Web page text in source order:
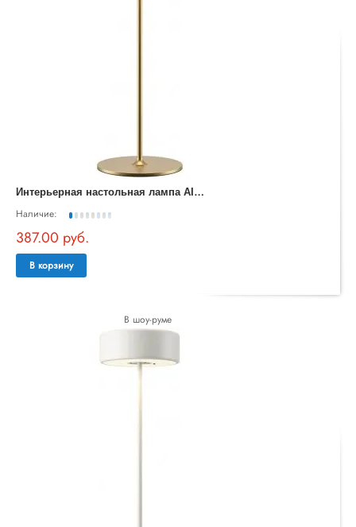
И
нтерьерная настольная лампа AI Collaboration MOD229TL-L3G3K2
Наличие:
387.00 руб.
В корзину
В шоу-руме